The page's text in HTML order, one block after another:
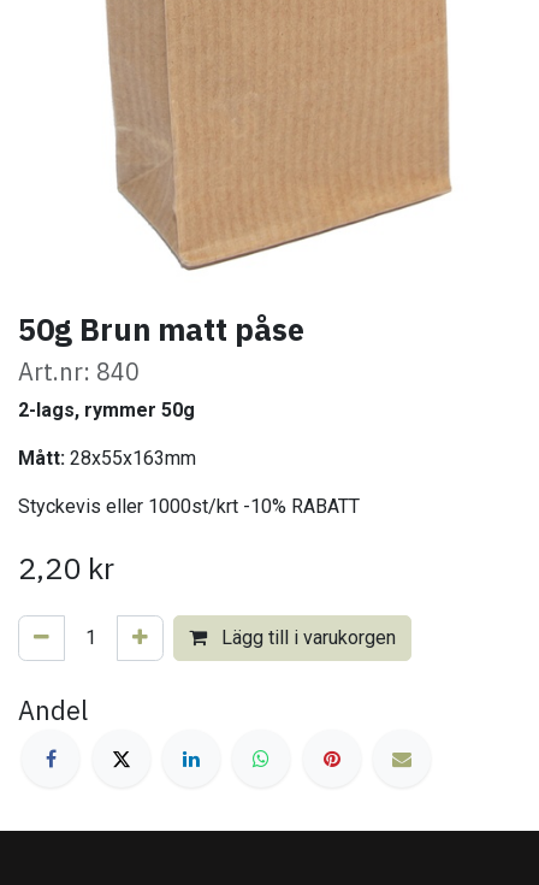
50g Brun matt påse
Art.nr: 840
2-lags, rymmer 50g
Mått: 28x55x163mm
Styckevis eller 1000st/krt -10% RABATT
2,20 kr
Lägg till i varukorgen
Andel